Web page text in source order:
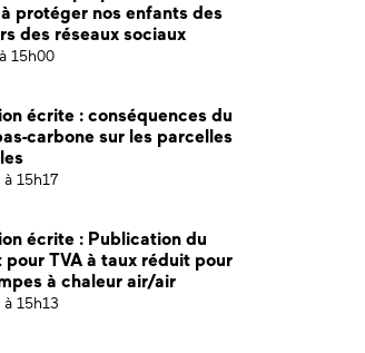
protéger nos enfants des
des réseaux sociaux
15h00
écrite : conséquences du
carbone sur les parcelles
15h17
écrite : Publication du
TVA à taux réduit pour
à chaleur air/air
15h13